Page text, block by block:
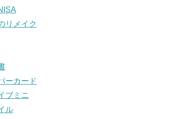
リメイク
ーカード
ブミニ
ル